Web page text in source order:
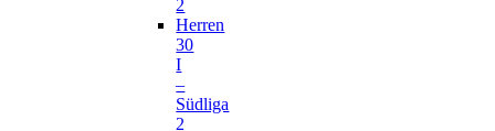
2
Herren
30
I
–
Südliga
2